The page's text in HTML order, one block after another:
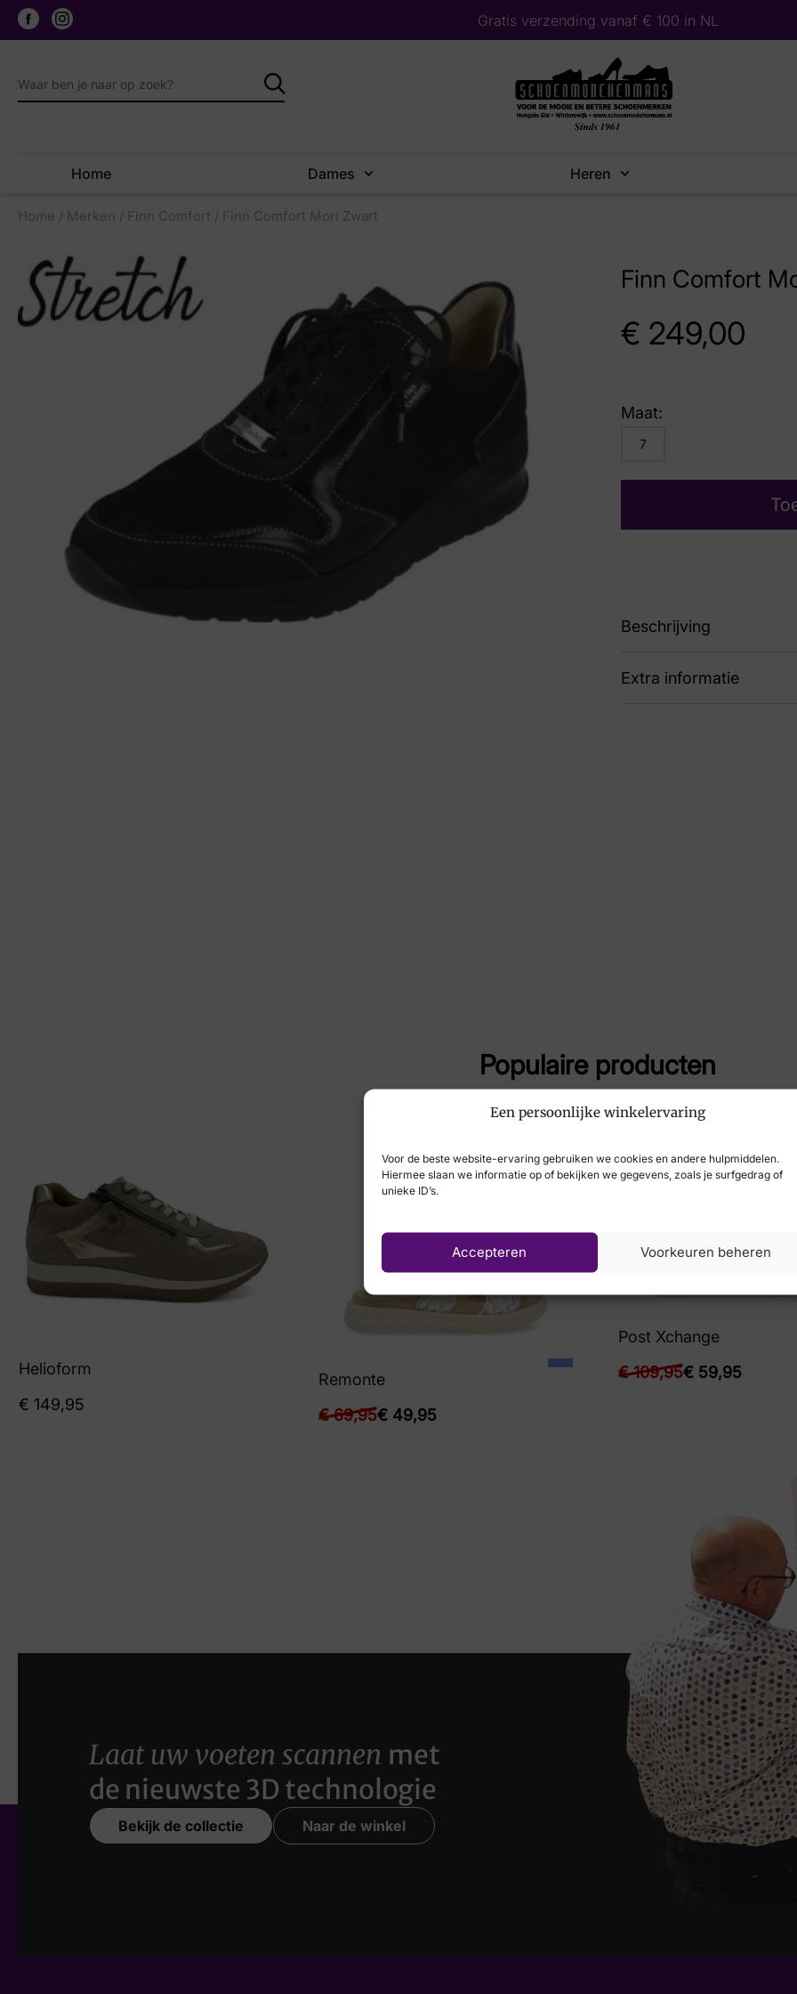
Een persoonlijke winkelervaring
Voor de beste website-ervaring gebruiken we cookies en andere hulpmiddelen.
Hiermee slaan we informatie op of bekijken we gegevens, zoals je surfgedrag of
unieke ID’s.
Accepteren Voorkeuren beheren
Gratis verzending vanaf € 100 in NL
Home Dames Heren
Home / Merken / Finn Comfort / Finn Comfort Mori Zwart
Finn Comfort
€ 249,00
Maat:
7
Beschrijving
sneaker
Extra informatie
Populaire producten
Helioform
€ 149,95
-29%
Remonte
€69,95€ 49,95
Post Xchange
€109,95€ 59,95
Laat uw voeten scannen met
de nieuwste 3D technologie
Bekijk de collectie Naar de winkel